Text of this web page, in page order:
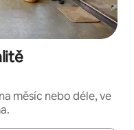
měsíc nebo déle, ve